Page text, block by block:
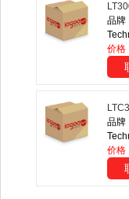
品牌
价格
品牌
价格